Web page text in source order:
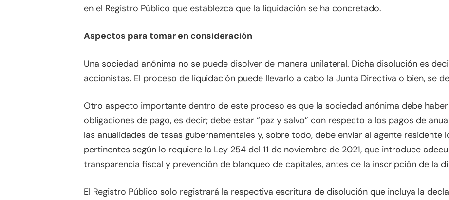
en el Registro Público que establezca que la liquidación se ha concretado.
Aspectos para tomar en consideración
Una sociedad anónima no se puede disolver de manera unilateral. Dicha disolución es
accionistas. El proceso de liquidación puede llevarlo a cabo la Junta Directiva o bien, se
Otro aspecto importante dentro de este proceso es que la sociedad anónima debe
obligaciones de pago, es decir; debe estar “paz y salvo” con respecto a los pagos de
las anualidades de tasas gubernamentales y, sobre todo, debe enviar al agente residente
pertinentes según lo requiere la Ley 254 del 11 de noviembre de 2021, que introduce
transparencia fiscal y prevención de blanqueo de capitales, antes de la inscripción de la
El Registro Público solo registrará la respectiva escritura de disolución que incluya la